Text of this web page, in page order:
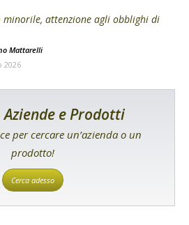
minorile, attenzione agli obblighi di
Mattarelli
2026
e Prodotti
per cercare un’azienda o un
prodotto!
Cerca adesso